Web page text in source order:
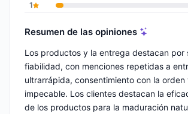
1
Resumen de las opiniones
Los productos y la entrega destacan por
fiabilidad, con menciones repetidas a
ultrarrápida, consentimiento con la orden
impecable. Los clientes destacan la
de los productos para la maduración